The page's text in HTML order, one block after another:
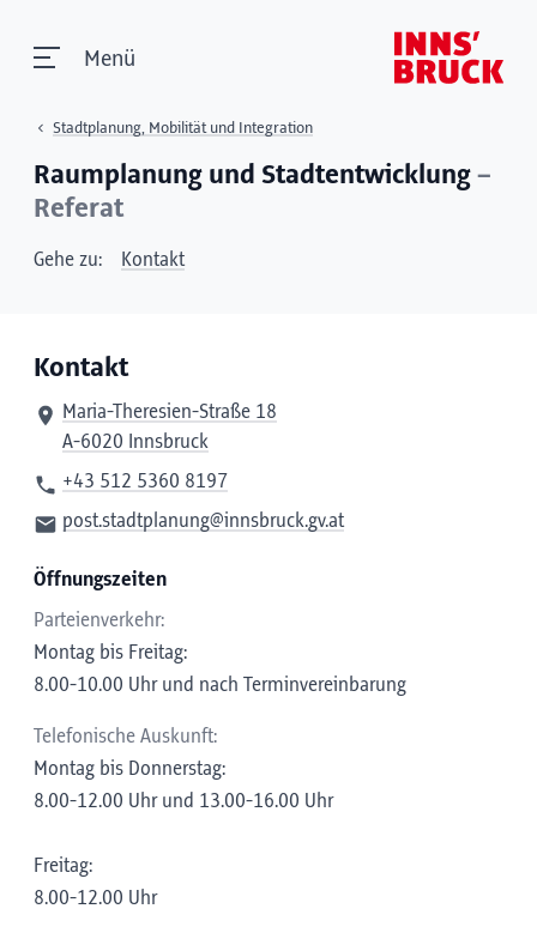
Menü
Stadtplanung, Mobilität und Integration
Raumplanung und Stadtentwicklung –
Referat
Gehe zu: Kontakt
Kontakt
Maria-Theresien-Straße 18
A-6020 Innsbruck
+43 512 5360 8197
post.stadtplanung@innsbruck.gv.at
Öffnungszeiten
Parteienverkehr:
Montag bis Freitag:
8.00-10.00 Uhr und nach Terminvereinbarung
Telefonische Auskunft:
Montag bis Donnerstag:
8.00-12.00 Uhr und 13.00-16.00 Uhr
Freitag:
8.00-12.00 Uhr